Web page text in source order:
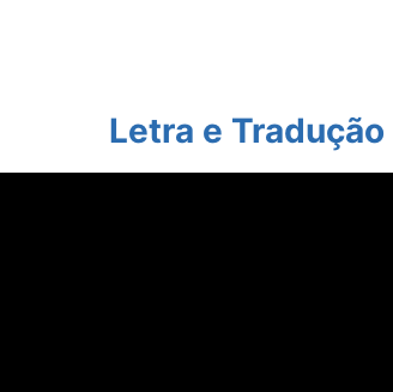
Letra e Tradução